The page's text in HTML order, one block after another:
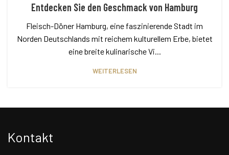
Entdecken Sie den Geschmack von Hamburg
Fleisch-Döner Hamburg, eine faszinierende Stadt im
Norden Deutschlands mit reichem kulturellem Erbe, bietet
eine breite kulinarische Vi...
WEITERLESEN
Kontakt